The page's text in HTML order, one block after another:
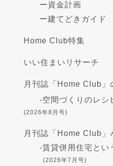
ー資金計画
ー建てどきガイド
Home Club特集
いい住まいリサーチ
月刊誌「Home Club」
-空間づくりのレシ
(2026年8月号)
月刊誌「Home Club」
-賃貸併用住宅とい
(2026年7月号)